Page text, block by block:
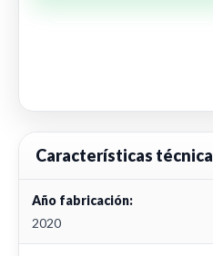
Características
Año fabricación:
2020